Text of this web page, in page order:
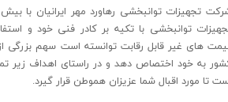
توانبخشی با تکیه بر کادر فنی خود و
های غیر قابل رقابت توانسته است سهم بزرگی
به خود اختصاص دهد و در راستای اهداف زیر
تا مورد اقبال شما عزیزان هموطن قرار گیرد​​​​​​​.